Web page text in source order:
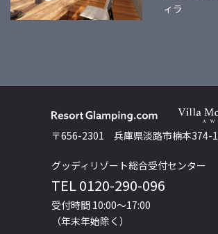
ィラ
〒656-2301 兵庫県淡路市楠本374-1
グッディリゾート総合受付センター
TEL0120-290-096
受付時間 10:00～17:00
（年末年始除く）